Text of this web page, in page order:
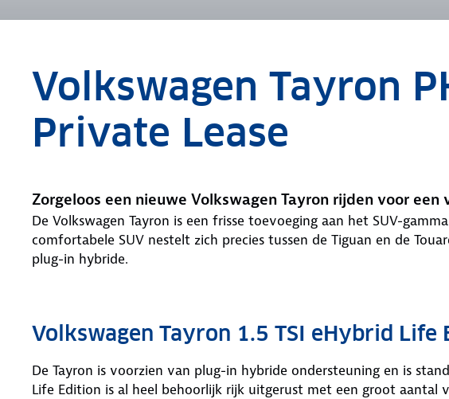
Volkswagen Tayron
Private Lease
Zorgeloos een nieuwe Volkswagen Tayron rijden voor
De Volkswagen Tayron is een frisse toevoeging aan het SUV-
comfortabele SUV nestelt zich precies tussen de Tiguan en de
plug-in hybride.
Volkswagen Tayron 1.5 TSI eHybrid
De Tayron is voorzien van plug-in hybride ondersteuning en is
Life Edition is al heel behoorlijk rijk uitgerust met een groot aantal